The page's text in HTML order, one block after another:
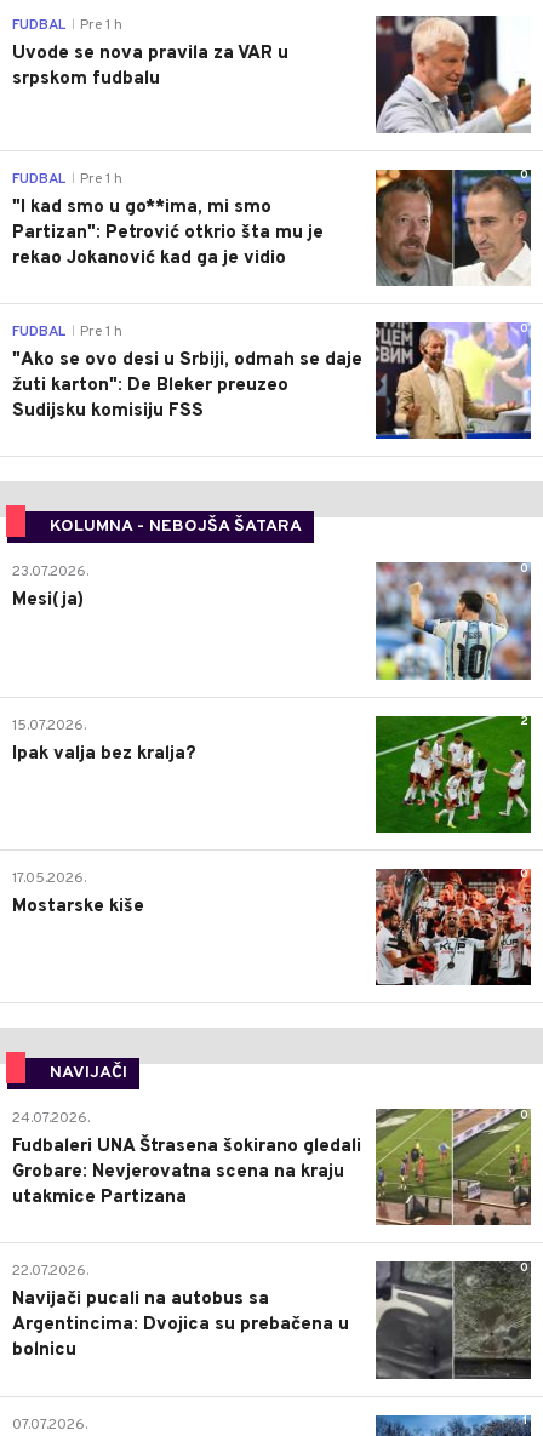
FUDBAL Pre 1 h
Uvode se nova pravila za VAR u
srpskom fudbalu
0
FUDBAL Pre 1 h
"I kad smo u go**ima, mi smo
Partizan": Petrović otkrio šta mu je
rekao Jokanović kad ga je vidio
0
FUDBAL Pre 1 h
"Ako se ovo desi u Srbiji, odmah se daje
žuti karton": De Bleker preuzeo
Sudijsku komisiju FSS
KOLUMNA - NEBOJŠA ŠATARA
0
23.07.2026.
Mesi(ja)
2
15.07.2026.
Ipak valja bez kralja?
0
17.05.2026.
Mostarske kiše
NAVIJAČI
0
24.07.2026.
Fudbaleri UNA Štrasena šokirano gledali
Grobare: Nevjerovatna scena na kraju
utakmice Partizana
0
22.07.2026.
Navijači pucali na autobus sa
Argentincima: Dvojica su prebačena u
bolnicu
1
07.07.2026.